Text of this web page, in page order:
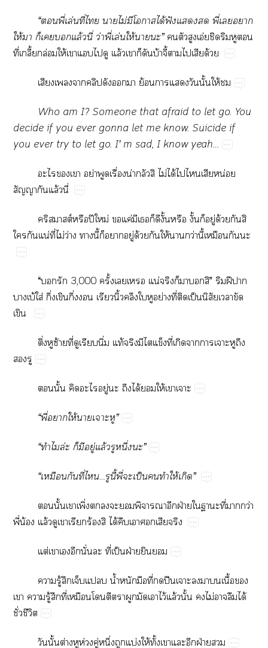
“​​ี่​ล่​ี่​​​ไม่​​​ได้​ฟั​​​ี่​​​
ให้​​​​​ล้​ี่​ว่​ี่​ล่​ให้​​”​​​​อ่​​​​​
ี่​ี้​ล่​ให้​​​​​ล้​​​​บ้​ี้​​​​ด้
​​ป​​​ย้​​​​ั้​ให้​
Who​am​I?​Someone​that​afraid​to​let​go.​You​
decide​if​you​ever​gonna​let​me​know.​Suicide​if​
you​ever​try​to​let​go.​I’​m​sad,​I​know​yeah…
​​​ย่​​ื่​น่​​​ไม่​ได้​​​​น่​
​​ล้​ี่
​ต์​ปี​ม่​​ค่​​​​ีั้​ั้​ู่​ด้​​​
​​น่​ี่​ไม่​ว่​​ี้​​​ู่​ด้​​ให้​​ว่​ี้​​​
“​​​3,000​ั้​​​น่​​​​​”​​ฝี​​
​บ้​ใส่​ึ่​​ึ่​​​ิ้​​​​ย่​ี่​​ป็​ิ​​​

ิ่​​ซ้​ี่​​​ิ่​ท้​​​​​ี่​​​​​​​
​
​ั้​​​ู่​​​ได้​​ให้​​
“​ี่​​ให้​​​”
“​​ล่​​​ู่​ล้​​ึ่​”
“​​​ี่​…​ี้​ี่​​ป็​​​ให้​”
​ั้​​ิ่​​​​​​​ฝ่​​​ี่​​ว่​
ี่​น้​ล้​​​​ร้​​ได้​​​​​
ต่​​​​ั่​​ี่​ป็​ฝ่​​
​ู้​​​​น้ำ​​​ี่​​ปื​​​​​ื้​​
​​ู้​​ี่​​​​​​​​ไว้​ล้​ั้​​ไม่​​​ได้​
ั่​ี
​ั้​ต่​​ห่​ู่​ึ่​​บ่​ให้​ั้​​​​ฝ่​